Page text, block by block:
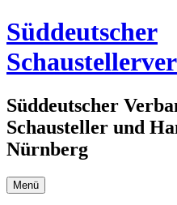
Zum
Inhalt
springen
Süddeutscher
Süddeutscher
Schausteller und
Nürnberg
Menü